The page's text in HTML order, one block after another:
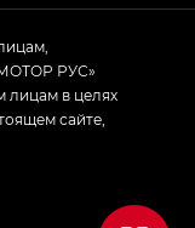
МОТОР РУС»
лицам в целях
сайте,